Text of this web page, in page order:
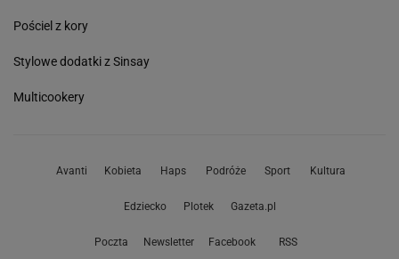
Pościel z kory
Stylowe dodatki z Sinsay
Multicookery
Avanti Kobieta Haps Podróże Sport Kultura
Edziecko Plotek Gazeta.pl
Poczta Newsletter Facebook RSS